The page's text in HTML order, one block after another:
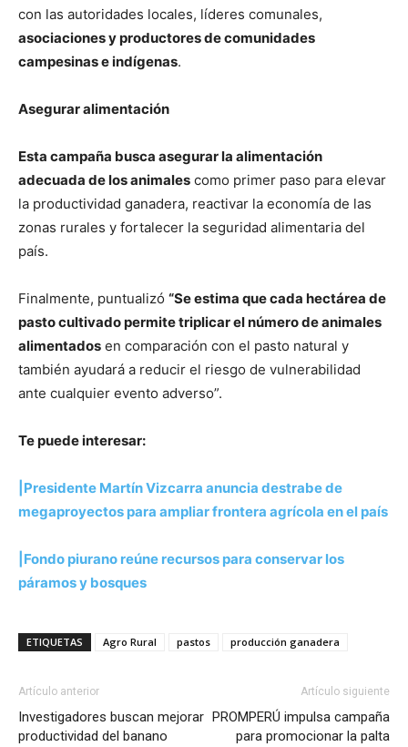
con las autoridades locales, líderes comunales,
asociaciones y productores de comunidades
campesinas e indígenas.
Asegurar alimentación
Esta campaña busca asegurar la alimentación
adecuada de los animales como primer paso para elevar
la productividad ganadera, reactivar la economía de las
zonas rurales y fortalecer la seguridad alimentaria del
país.
Finalmente, puntualizó “Se estima que cada hectárea de
pasto cultivado permite triplicar el número de animales
alimentados en comparación con el pasto natural y
también ayudará a reducir el riesgo de vulnerabilidad
ante cualquier evento adverso”.
Te puede interesar:
|Presidente Martín Vizcarra anuncia destrabe de
megaproyectos para ampliar frontera agrícola en el país
|Fondo piurano reúne recursos para conservar los
páramos y bosques
ETIQUETAS Agro Rural pastos producción ganadera
Artículo anterior
Investigadores buscan mejorar
productividad del banano
Artículo siguiente
PROMPERÚ impulsa campaña
para promocionar la palta